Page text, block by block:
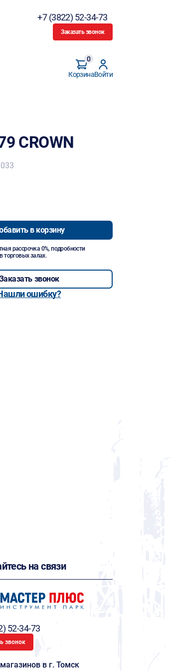
+7 (3822) 52-34-73
Заказать звонок
Корзина
0
Войти
CROWN
в корзину
рассрочка 0%, подробности
торговых залах.
звонок
ошибку?
на связи
52-34-73
звонок
в г. Томск